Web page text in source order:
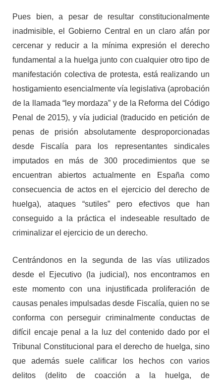
Pues bien, a pesar de resultar constitucionalmente
inadmisible, el Gobierno Central en un claro afán por
cercenar y reducir a la mínima expresión el derecho
fundamental a la huelga junto con cualquier otro tipo de
manifestación colectiva de protesta, está realizando un
hostigamiento esencialmente vía legislativa (aprobación
de la llamada “ley mordaza” y de la Reforma del Código
Penal de 2015), y vía judicial (traducido en petición de
penas de prisión absolutamente desproporcionadas
desde Fiscalía para los representantes sindicales
imputados en más de 300 procedimientos que se
encuentran abiertos actualmente en España como
consecuencia de actos en el ejercicio del derecho de
huelga), ataques “sutiles” pero efectivos que han
conseguido a la práctica el indeseable resultado de
criminalizar el ejercicio de un derecho.
Centrándonos en la segunda de las vías utilizados
desde el Ejecutivo (la judicial), nos encontramos en
este momento con una injustificada proliferación de
causas penales impulsadas desde Fiscalía, quien no se
conforma con perseguir criminalmente conductas de
difícil encaje penal a la luz del contenido dado por el
Tribunal Constitucional para el derecho de huelga, sino
que además suele calificar los hechos con varios
delitos (delito de coacción a la huelga, de